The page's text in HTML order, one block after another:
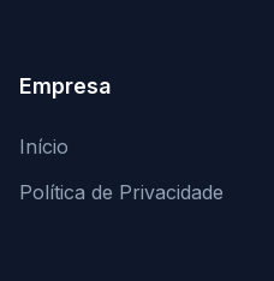
Empresa
Início
Política de Privacidade